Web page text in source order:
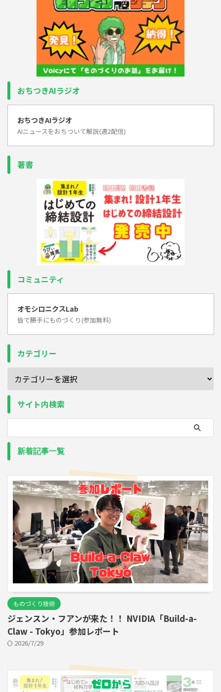
おちつきAIラジオ
おちつきAIラジオ
AIニュースをおちついて解説(週2配信)
著書
コミュニティ
オモシロニクスLab
皆で勝手にものづくり(参加無料)
カテゴリー
サイト内検索
新着記事一覧
ものづくり技術
ジェンスン・フアンが来た！！ NVIDIA「Build-a-
Claw - Tokyo」参加レポート
2026/7/29